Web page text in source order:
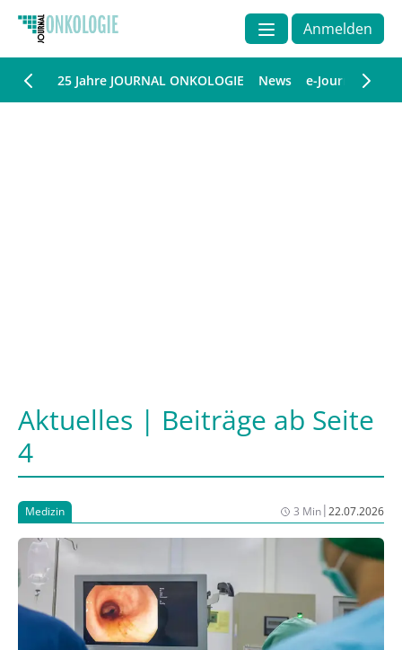
Anmelden
25 Jahre JOURNAL ONKOLOGIE News e-Journal
Aktuelles | Beiträge ab Seite
4
Medizin 3 Min|22.07.2026